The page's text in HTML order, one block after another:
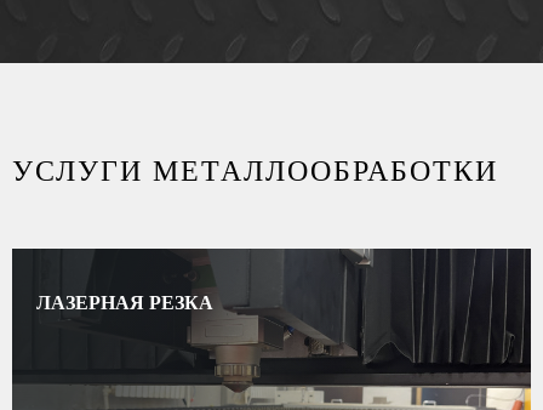
УСЛУГИ МЕТАЛЛООБРАБОТКИ
ЛАЗЕРНАЯ РЕЗКА